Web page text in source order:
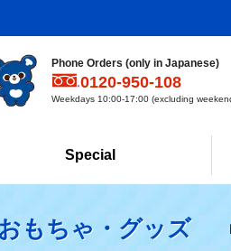
Phone Orders (only in Japanese)
0120-950-108
Weekdays 10:00-17:00 (excluding
Special
もちゃ・グッズ